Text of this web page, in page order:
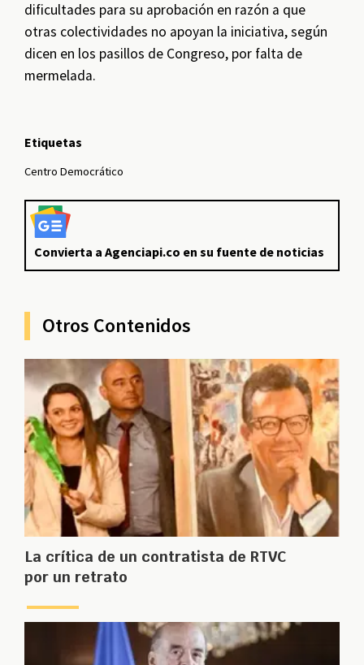
dificultades para su aprobación en razón a que
otras colectividades no apoyan la iniciativa, según
dicen en los pasillos de Congreso, por falta de
mermelada.
Etiquetas
Centro Democrático
Convierta a Agenciapi.co en su fuente de noticias
Otros Contenidos
La crítica de un contratista de RTVC
por un retrato